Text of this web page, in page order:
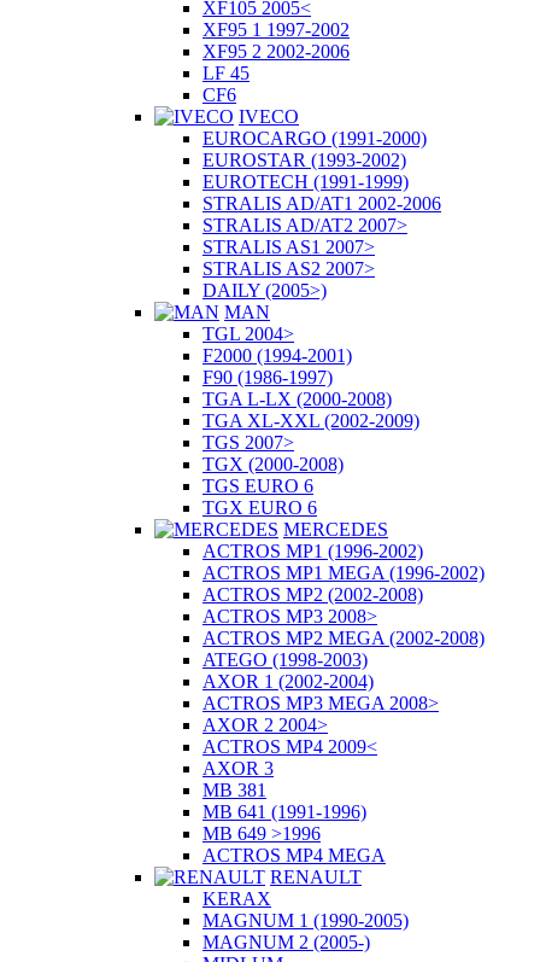
XF105 2005<
XF95 1 1997-2002
XF95 2 2002-2006
LF 45
CF6
IVECO
EUROCARGO (1991-2000)
EUROSTAR (1993-2002)
EUROTECH (1991-1999)
STRALIS AD/AT1 2002-2006
STRALIS AD/AT2 2007>
STRALIS AS1 2007>
STRALIS AS2 2007>
DAILY (2005>)
MAN
TGL 2004>
F2000 (1994-2001)
F90 (1986-1997)
TGA L-LX (2000-2008)
TGA XL-XXL (2002-2009)
TGS 2007>
TGX (2000-2008)
TGS EURO 6
TGX EURO 6
MERCEDES
ACTROS MP1 (1996-2002)
ACTROS MP1 MEGA (1996-2002)
ACTROS MP2 (2002-2008)
ACTROS MP3 2008>
ACTROS MP2 MEGA (2002-2008)
ATEGO (1998-2003)
AXOR 1 (2002-2004)
ACTROS MP3 MEGA 2008>
AXOR 2 2004>
ACTROS MP4 2009<
AXOR 3
MB 381
MB 641 (1991-1996)
MB 649 >1996
ACTROS MP4 MEGA
RENAULT
KERAX
MAGNUM 1 (1990-2005)
MAGNUM 2 (2005-)